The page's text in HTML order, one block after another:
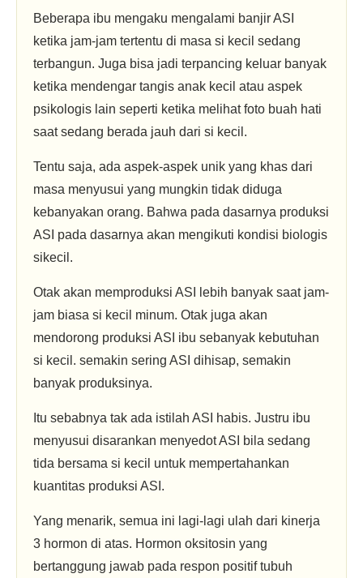
Beberapa ibu mengaku mengalami banjir ASI
ketika jam-jam tertentu di masa si kecil sedang
terbangun. Juga bisa jadi terpancing keluar banyak
ketika mendengar tangis anak kecil atau aspek
psikologis lain seperti ketika melihat foto buah hati
saat sedang berada jauh dari si kecil.
Tentu saja, ada aspek-aspek unik yang khas dari
masa menyusui yang mungkin tidak diduga
kebanyakan orang. Bahwa pada dasarnya produksi
ASI pada dasarnya akan mengikuti kondisi biologis
sikecil.
Otak akan memproduksi ASI lebih banyak saat jam-
jam biasa si kecil minum. Otak juga akan
mendorong produksi ASI ibu sebanyak kebutuhan
si kecil. semakin sering ASI dihisap, semakin
banyak produksinya.
Itu sebabnya tak ada istilah ASI habis. Justru ibu
menyusui disarankan menyedot ASI bila sedang
tida bersama si kecil untuk mempertahankan
kuantitas produksi ASI.
Yang menarik, semua ini lagi-lagi ulah dari kinerja
3 hormon di atas. Hormon oksitosin yang
bertanggung jawab pada respon positif tubuh